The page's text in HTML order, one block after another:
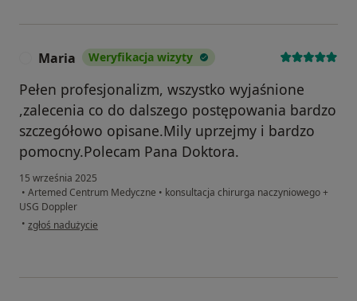
Maria Weryfikacja wizyty
Pełen profesjonalizm, wszystko wyjaśnione
,zalecenia co do dalszego postępowania bardzo
szczegółowo opisane.Mily uprzejmy i bardzo
pomocny.Polecam Pana Doktora.
15 września 2025
• Artemed Centrum Medyczne • konsultacja chirurga naczyniowego +
USG Doppler
• w opinii użytkownika Maria
zgłoś nadużycie